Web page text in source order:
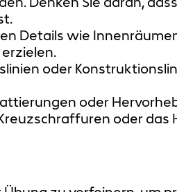
Details wie
oder
oder
oder das